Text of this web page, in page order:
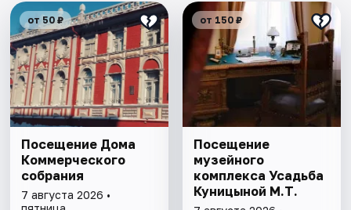
от 50 ₽
Посещение Дома
Коммерческого
собрания
7 августа 2026 •
от 150 ₽
Посещение
музейного
комплекса Усадьба
Куницыной М.Т.